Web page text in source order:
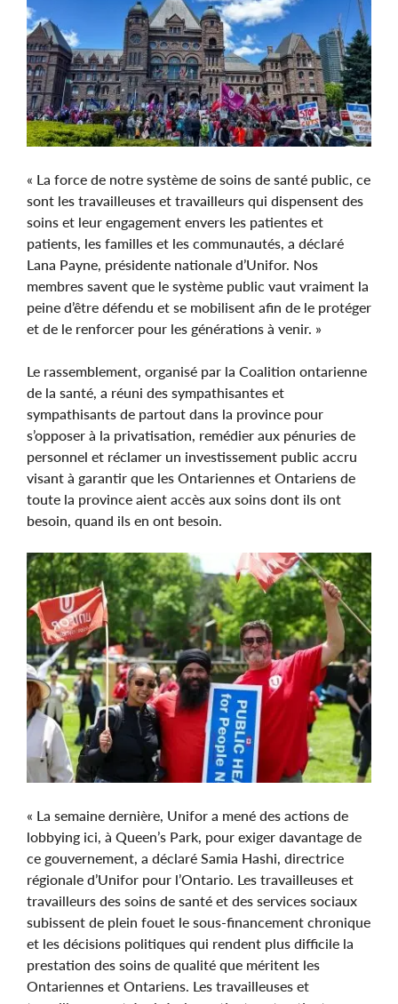
« La force de notre système de soins de santé public, ce
sont les travailleuses et travailleurs qui dispensent des
soins et leur engagement envers les patientes et
patients, les familles et les communautés, a déclaré
Lana Payne, présidente nationale d’Unifor. Nos
membres savent que le système public vaut vraiment la
peine d’être défendu et se mobilisent afin de le protéger
et de le renforcer pour les générations à venir. »
Le rassemblement, organisé par la Coalition ontarienne
de la santé, a réuni des sympathisantes et
sympathisants de partout dans la province pour
s’opposer à la privatisation, remédier aux pénuries de
personnel et réclamer un investissement public accru
visant à garantir que les Ontariennes et Ontariens de
toute la province aient accès aux soins dont ils ont
besoin, quand ils en ont besoin.
« La semaine dernière, Unifor a mené des actions de
lobbying ici, à Queen’s Park, pour exiger davantage de
ce gouvernement, a déclaré Samia Hashi, directrice
régionale d’Unifor pour l’Ontario. Les travailleuses et
travailleurs des soins de santé et des services sociaux
subissent de plein fouet le sous-financement chronique
et les décisions politiques qui rendent plus difficile la
prestation des soins de qualité que méritent les
Ontariennes et Ontariens. Les travailleuses et